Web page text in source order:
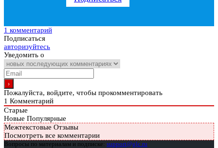
1 комментарий
Подписаться
авторизуйтесь
Уведомить о
Пожалуйста, войдите, чтобы прокомментировать
1 Комментарий
Старые
Новые Популярные
Межтекстовые Отзывы
Посмотреть все комментарии
Вопросы по материалам и подписке: support@glc.ru